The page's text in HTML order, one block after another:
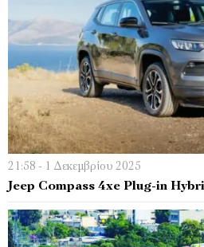
21:58 - 1 Δεκεμβρίου 2025
Jeep Compass 4xe Plug-in